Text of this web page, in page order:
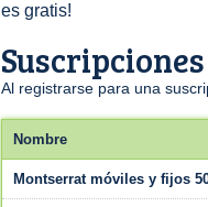
es gratis!
Suscripciones
Al registrarse para una
Nombre
Montserrat móviles y fijos